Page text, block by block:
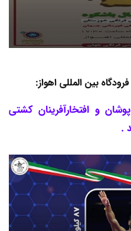
بین المللی اهواز:
و افتخارآفرینان کشتی
.